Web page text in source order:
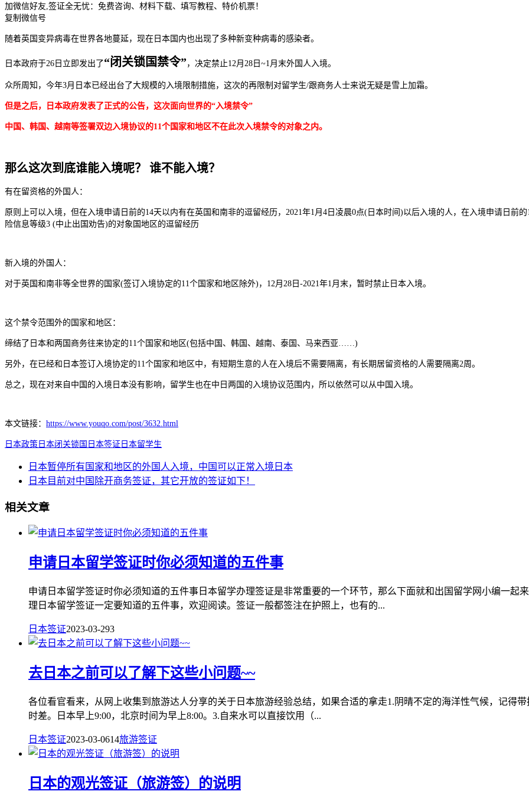
加微信好友,签证全无忧：免费咨询、材料下载、填写教程、特价机票！
复制微信号
随着英国变异病毒在世界各地蔓延，现在日本国内也出现了多种新变种病毒的感染者。
日本政府于26日立即发出了“闭关锁国禁令” ，决定禁止12月28日~1月末外国人入境。
众所周知，今年3月日本已经出台了大规模的入境限制措施，这次的再限制对留学生/跟商务人士来说无疑是雪上加霜。
但是之后，日本政府发表了正式的公告，这次面向世界的“入境禁令”
中国、韩国、越南等签署双边入境协议的11个国家和地区不在此次入境禁令的对象之内。
那么这次到底谁能入境呢？ 谁不能入境？
有在留资格的外国人：
原则上可以入境，但在入境申请日前的14天以内有在英国和南非的逗留经历，2021年1月4日凌晨0点(日本时间)以后入境的人，在入境申请日前
险信息等级3 (中止出国劝告)的对象国地区的逗留经历
新入境的外国人：
对于英国和南非等全世界的国家(签订入境协定的11个国家和地区除外)，12月28日-2021年1月末，暂时禁止日本入境。
这个禁令范围外的国家和地区：
缔结了日本和两国商务往来协定的11个国家和地区(包括中国、韩国、越南、泰国、马来西亚……)
另外，在已经和日本签订入境协定的11个国家和地区中，有短期生意的人在入境后不需要隔离，有长期居留资格的人需要隔离2周。
总之，现在对来自中国的入境日本没有影响，留学生也在中日两国的入境协议范围内，所以依然可以从中国入境。
本文链接： https://www.youqo.com/post/3632.html
日本政策 日本闭关锁国 日本签证 日本留学生
日本暂停所有国家和地区的外国人入境，中国可以正常入境日本
日本目前对中国除开商务签证，其它开放的签证如下！
相关文章
申请日本留学签证时你必须知道的五件事
申请日本留学签证时你必须知道的五件事日本留学办理签证是非常重要的一个环节，那么下面就和出国留学网小编一起
理日本留学签证一定要知道的五件事，欢迎阅读。签证一般都签注在护照上，也有的...
日本签证2023-03-293
去日本之前可以了解下这些小问题~~
各位看官看来，从网上收集到旅游达人分享的关于日本旅游经验总结，如果合适的拿走1.阴晴不定的海洋性气候，记得
时差。日本早上9:00，北京时间为早上8:00。3.自来水可以直接饮用（...
日本签证2023-03-0614旅游签证
日本的观光签证（旅游签）的说明